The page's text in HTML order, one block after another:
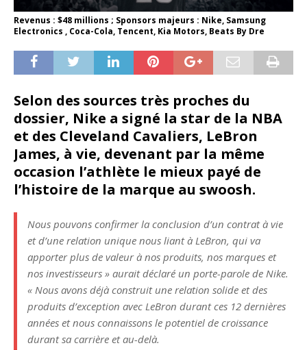
Revenus : $48 millions ; Sponsors majeurs : Nike, Samsung
Electronics , Coca-Cola, Tencent, Kia Motors, Beats By Dre
Selon des sources très proches du
dossier, Nike a signé la star de la NBA
et des Cleveland Cavaliers, LeBron
James, à vie, devenant par la même
occasion l’athlète le mieux payé de
l’histoire de la marque au swoosh.
Nous pouvons confirmer la conclusion d’un contrat à vie
et d’une relation unique nous liant à LeBron, qui va
apporter plus de valeur à nos produits, nos marques et
nos investisseurs » aurait déclaré un porte-parole de Nike.
« Nous avons déjà construit une relation solide et des
produits d’exception avec LeBron durant ces 12 dernières
années et nous connaissons le potentiel de croissance
durant sa carrière et au-delà.